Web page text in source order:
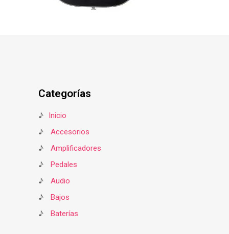
Categorías
♪
Inicio
♪
Accesorios
♪
Amplificadores
♪
Pedales
♪
Audio
♪
Bajos
♪
Baterías